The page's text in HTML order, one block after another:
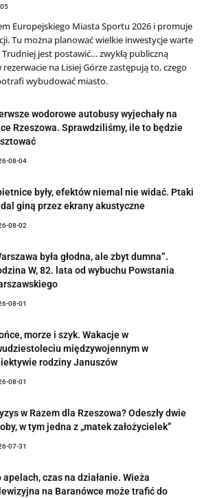
Europejskiego Miasta Sportu 2026 i promuje
Tu można planować wielkie inwestycje warte
jest postawić… zwykłą publiczną
na Lisiej Górze zastępują to, czego
wybudować miasto.
wodorowe autobusy wyjechały na
Rzeszowa. Sprawdziliśmy, ile to będzie
08-04
były, efektów niemal nie widać. Ptaki
giną przez ekrany akustyczne
08-02
była głodna, ale zbyt dumna”.
W, 82. lata od wybuchu Powstania
08-01
morze i szyk. Wakacje w
międzywojennym w
rodziny Januszów
08-01
w Razem dla Rzeszowa? Odeszły dwie
w tym jedna z „matek założycielek”
07-31
apelach, czas na działanie. Wieża
na Baranówce może trafić do